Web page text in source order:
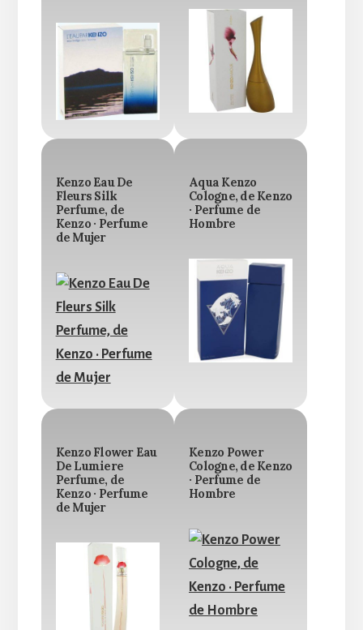
Kenzo Eau De
Fleurs Silk
Perfume, de
Kenzo · Perfume
de Mujer
Aqua Kenzo
Cologne, de Kenzo
· Perfume de
Hombre
Kenzo Flower Eau
De Lumiere
Perfume, de
Kenzo · Perfume
de Mujer
Kenzo Power
Cologne, de Kenzo
· Perfume de
Hombre